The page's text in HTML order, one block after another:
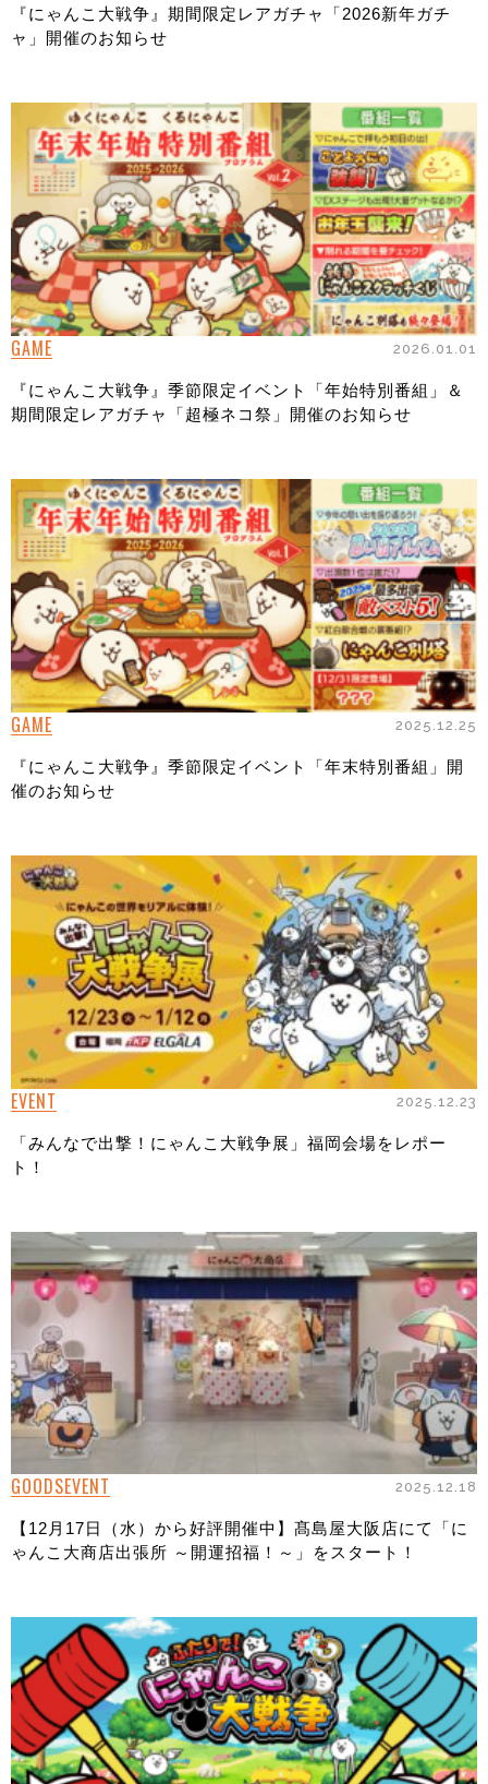
『にゃんこ大戦争』期間限定レアガチャ「2026新年ガチ
ャ」開催のお知らせ
GAME 2026.01.01
『にゃんこ大戦争』季節限定イベント「年始特別番組」＆
期間限定レアガチャ「超極ネコ祭」開催のお知らせ
GAME 2025.12.25
『にゃんこ大戦争』季節限定イベント「年末特別番組」開
催のお知らせ
EVENT 2025.12.23
「みんなで出撃！にゃんこ大戦争展」福岡会場をレポー
ト！
GOODSEVENT 2025.12.18
【12月17日（水）から好評開催中】髙島屋大阪店にて「に
ゃんこ大商店出張所 ～開運招福！～」をスタート！